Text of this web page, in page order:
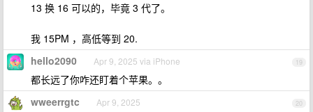
13 换 16 可以的，毕竟 3 代了。
我 15PM ，高低等到 20.
19
hello2090 Apr 9, 2025 via iPhone
都长远了你咋还盯着个苹果。。
20
wweerrgtc Apr 9, 2025